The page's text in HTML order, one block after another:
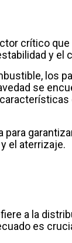
crítico
y el
los
se
el aterrizaje.
a la
es